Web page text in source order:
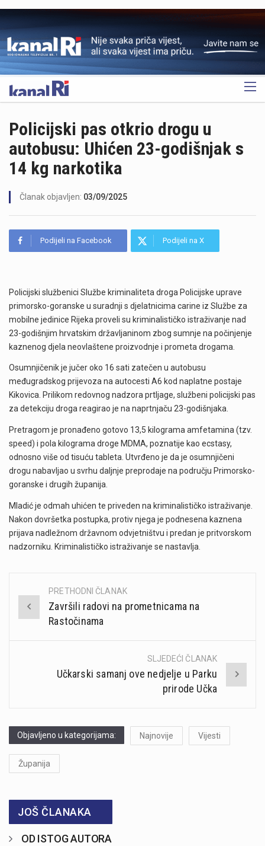
OGLAS
Policijski pas otkrio drogu u
autobusu: Uhićen 23-godišnjak s
14 kg narkotika
Članak objavljen: 03/09/2025
Podijeli na Facebook Podijeli na X
Policijski službenici Službe kriminaliteta droga Policijske uprave
primorsko-goranske u suradnji s djelatnicima carine iz Službe za
mobilne jedinice Rijeka proveli su kriminalističko istraživanje nad
23-godišnjim hrvatskim državljaninom zbog sumnje na počinjenje
kaznenog djela neovlaštene proizvodnje i prometa drogama.
Osumnjičenik je jučer oko 16 sati zatečen u autobusu
međugradskog prijevoza na autocesti A6 kod naplatne postaje
Kikovica. Prilikom redovnog nadzora prtljage, službeni policijski pas
za detekciju droga reagirao je na naprtnjaču 23-godišnjaka.
Pretragom je pronađeno gotovo 13,5 kilograma amfetamina (tzv.
speed) i pola kilograma droge MDMA, poznatije kao ecstasy,
odnosno više od tisuću tableta. Utvrđeno je da je osumnjičeni
drogu nabavljao u svrhu daljnje preprodaje na području Primorsko-
goranske i drugih županija.
Mladić je odmah uhićen te priveden na kriminalističko istraživanje.
Nakon dovršetka postupka, protiv njega je podnesena kaznena
prijava nadležnom državnom odvjetništvu i predan je pritvorskom
nadzorniku. Kriminalističko istraživanje se nastavlja.
Post
navigation
PRETHODNI ČLANAK
Završili radovi na prometnicama na
Rastočinama
SLJEDEĆI ČLANAK
Učkarski samanj ove nedjelje u Parku
prirode Učka
Objavljeno u kategorijama: Najnovije Vijesti
Županija
JOŠ ČLANAKA
OD ISTOG AUTORA